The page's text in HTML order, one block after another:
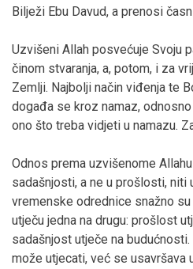
Bilježi Ebu Davud, a prenosi
Uzvišeni Allah posvećuje Svoju
činom stvaranja, a, potom, i za
Zemlji. Najbolji način viđenja te
događa se kroz namaz,
ono što treba vidjeti u namazu.
Odnos prema uzvišenome
sadašnjosti, a ne u prošlosti, niti
vremenske odrednice snažno
utječu jedna na drugu: prošlost
sadašnjost utječe na
može utjecati, već se usavršava